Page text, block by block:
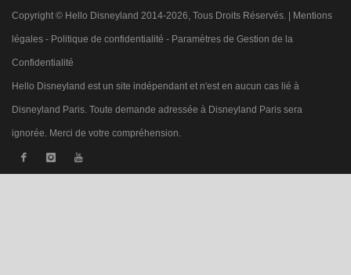
Copyright © Hello Disneyland 2014-2026, Tous Droits Réservés. | Mentions
légales - Politique de confidentialité - Paramètres de Gestion de la
Confidentialité
Hello Disneyland est un site indépendant et n'est en aucun cas lié à
Disneyland Paris. Toute demande adressée à Disneyland Paris sera
ignorée. Merci de votre compréhension.